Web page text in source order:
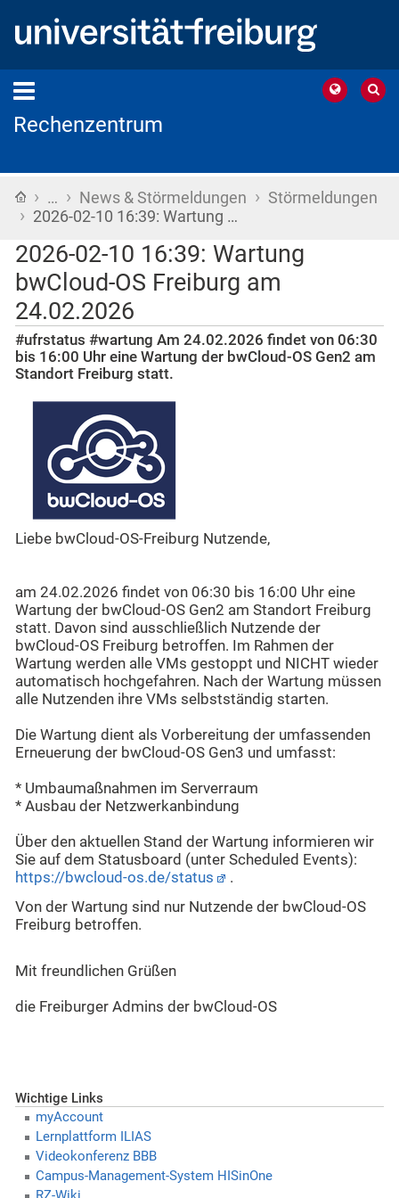
Rechenzentrum
Startseite
› … › News & Störmeldungen › Störmeldungen
› 2026-02-10 16:39: Wartung …
2026-02-10 16:39: Wartung
bwCloud-OS Freiburg am
24.02.2026
#ufrstatus #wartung Am 24.02.2026 findet von 06:30
bis 16:00 Uhr eine Wartung der bwCloud-OS Gen2 am
Standort Freiburg statt.
Liebe bwCloud-OS-Freiburg Nutzende,
am 24.02.2026 findet von 06:30 bis 16:00 Uhr eine
Wartung der bwCloud-OS Gen2 am Standort Freiburg
statt. Davon sind ausschließlich Nutzende der
bwCloud-OS Freiburg betroffen. Im Rahmen der
Wartung werden alle VMs gestoppt und NICHT wieder
automatisch hochgefahren. Nach der Wartung müssen
alle Nutzenden ihre VMs selbstständig starten.
Die Wartung dient als Vorbereitung der umfassenden
Erneuerung der bwCloud-OS Gen3 und umfasst:
* Umbaumaßnahmen im Serverraum
* Ausbau der Netzwerkanbindung
Über den aktuellen Stand der Wartung informieren wir
Sie auf dem Statusboard (unter Scheduled Events):
https://bwcloud-os.de/status
.
Von der Wartung sind nur Nutzende der bwCloud-OS
Freiburg betroffen.
Mit freundlichen Grüßen
die Freiburger Admins der bwCloud-OS
Wichtige Links
myAccount
Lernplattform ILIAS
Videokonferenz BBB
Campus-Management-System HISinOne